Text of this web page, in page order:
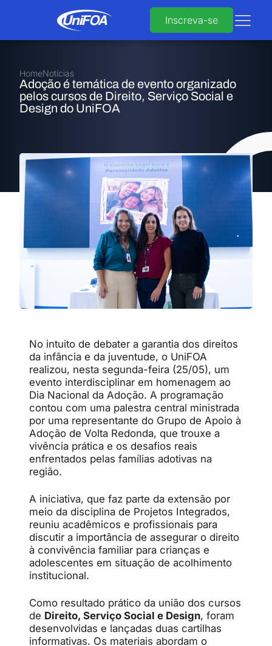
Inscreva-se
HomeNotícias
Adoção é temática de evento organizado
pelos cursos de Direito, Serviço Social e
Design do UniFOA
No intuito de debater a garantia dos direitos
da infância e da juventude, o UniFOA
realizou, nesta segunda-feira (25/05), um
evento interdisciplinar em homenagem ao
Dia Nacional da Adoção. A programação
contou com uma palestra central ministrada
por uma representante do Grupo de Apoio à
Adoção de Volta Redonda, que trouxe a
vivência prática e os desafios reais
enfrentados pelas famílias adotivas na
região.
A iniciativa, que faz parte da extensão por
meio da disciplina de Projetos Integrados,
reuniu acadêmicos e profissionais para
discutir a importância de assegurar o direito
à convivência familiar para crianças e
adolescentes em situação de acolhimento
institucional.
Como resultado prático da união dos cursos
de Direito, Serviço Social e Design, foram
desenvolvidas e lançadas duas cartilhas
informativas. Os materiais abordam o